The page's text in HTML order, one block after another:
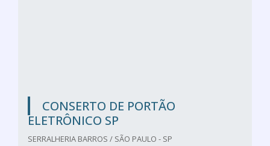
CONSERTO DE PORTÃO
ELETRÔNICO SP
SERRALHERIA BARROS / SÃO PAULO - SP